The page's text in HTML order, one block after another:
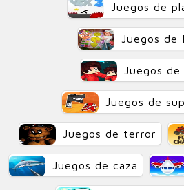
Juegos de
Juegos de
Juegos de
Juegos de
Juegos de terror
Juegos de caza